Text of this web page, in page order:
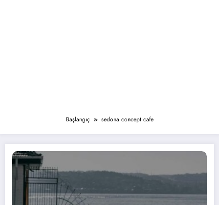
Başlangıç sedona concept cafe